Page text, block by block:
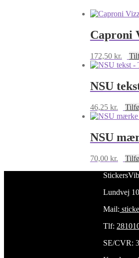
Caproni
172,50 kr.
NSU
46,25 kr.
NSU
70,00 kr.
Lundvej
Mail:
Tlf:
SE/CVR: